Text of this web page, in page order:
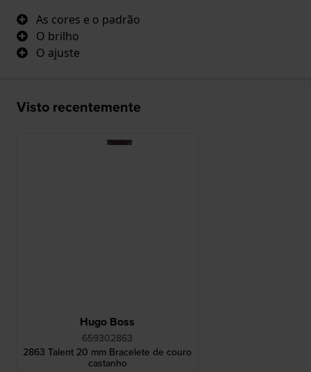
As cores e o padrão
O brilho
O ajuste
Visto recentemente
Hugo Boss
659302863
2863 Talent 20 mm Bracelete de couro
castanho